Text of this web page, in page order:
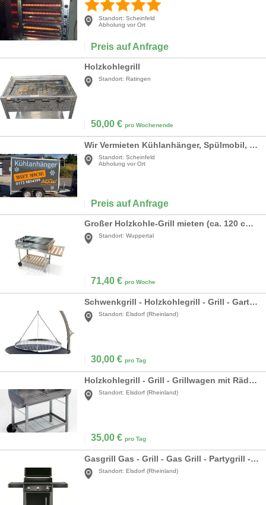
Standort: Scheinfeld
Abholung vor Ort
Preis auf Anfrage
Holzkohlegrill
Standort: Ratingen
50,00 € pro Wochenende
Wir Vermieten Kühlanhänger, Spülmobil, Geschirr uvm.
Standort: Scheinfeld
Abholung vor Ort
Preis auf Anfrage
Großer Holzkohle-Grill mieten (ca. 120 cm breit) – Perfekter Grill für Events & Partys
Standort: Wuppertal
71,40 € pro Woche
Schwenkgrill - Holzkohlegrill - Grill - Gartengrill - Partygrill 70 cm Durchmesser
Standort: Elsdorf (Rheinland)
30,00 € pro Tag
Holzkohlegrill - Grill - Grillwagen mit Rädern - Gartengrill - Partygrill 46 x 82 cm.
Standort: Elsdorf (Rheinland)
35,00 € pro Tag
Gasgrill Gas - Grill - Gas Grill - Partygrill - Terrassengrill - Campinggrill - Gartengrill 45 x 60 cm
Standort: Elsdorf (Rheinland)